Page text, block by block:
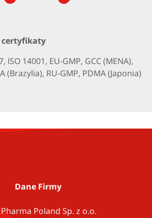
ISO 14001, EU-GMP, GCC (MENA),
(Brazylia), RU-GMP, PDMA (Japonia)
Dane Firmy
Pharma Poland Sp. z o.o.